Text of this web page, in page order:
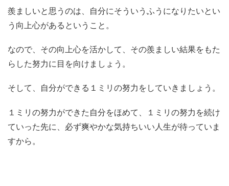
羨ましいと思うのは、自分にそういうふうになりたいとい
う向上心があるということ。
なので、その向上心を活かして、その羨ましい結果をもた
らした努力に目を向けましょう。
そして、自分ができる１ミリの努力をしていきましょう。
１ミリの努力ができた自分をほめて、１ミリの努力を続け
ていった先に、必ず爽やかな気持ちいい人生が待っていま
すから。